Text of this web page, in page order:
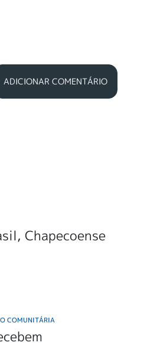
ADICIONAR COMENTÁRIO
Chapecoense
COMUNITÁRIA